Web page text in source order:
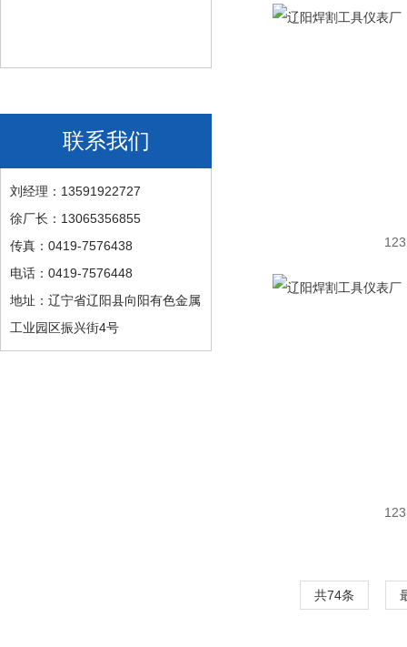
联系我们
刘经理：13591922727
徐厂长：13065356855
传真：0419-7576438
电话：0419-7576448
地址：辽宁省辽阳县向阳有色金属
工业园区振兴街4号
123
123
共74条